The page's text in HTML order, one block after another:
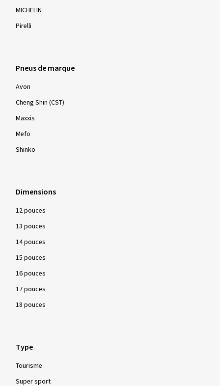
MICHELIN
Pirelli
Pneus de marque
Avon
Cheng Shin (CST)
Maxxis
Mefo
Shinko
Dimensions
12 pouces
13 pouces
14 pouces
15 pouces
16 pouces
17 pouces
18 pouces
Type
Tourisme
Super sport